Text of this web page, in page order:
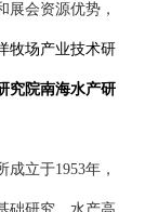
展会资源优势，
牧场产业技术研
究院南海水产研
立于1953年，